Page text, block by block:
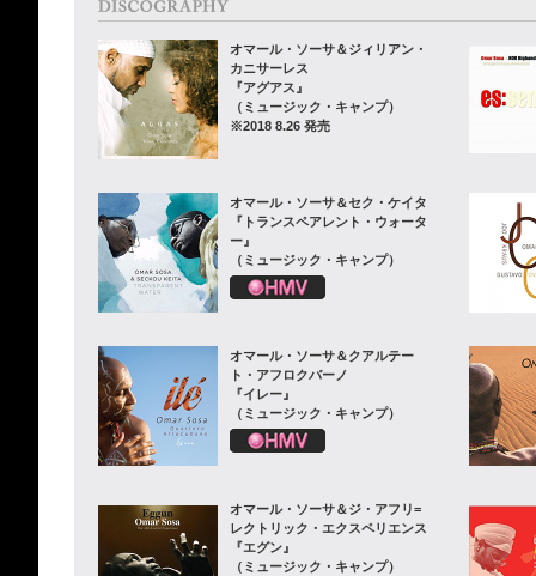
オマール・ソーサ＆ジィリアン・
カニサーレス
『アグアス』
（ミュージック・キャンプ）
※2018 8.26 発売
オマール・ソーサ＆セク・ケイタ
『トランスペアレント・ウォータ
ー』
（ミュージック・キャンプ）
オマール・ソーサ＆クアルテー
ト・アフロクバーノ
『イレー』
（ミュージック・キャンプ）
オマール・ソーサ＆ジ・アフリ=
レクトリック・エクスペリエンス
『エグン』
（ミュージック・キャンプ）